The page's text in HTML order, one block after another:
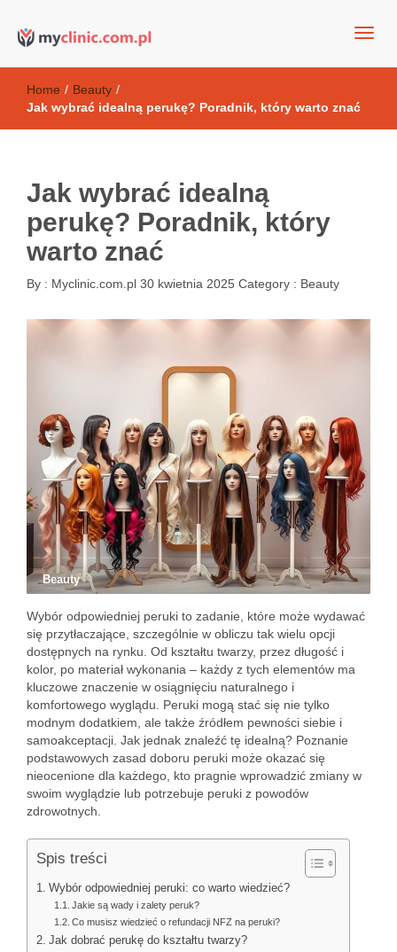
Kosmetyki antyoksydacyjne
Home / Beauty /
Jak wybrać idealną perukę? Poradnik, który warto znać
Jak wybrać idealną
perukę? Poradnik, który
warto znać
By : Myclinic.com.pl 30 kwietnia 2025 Category : Beauty
Beauty
Wybór odpowiedniej peruki to zadanie, które może wydawać
się przytłaczające, szczególnie w obliczu tak wielu opcji
dostępnych na rynku. Od kształtu twarzy, przez długość i
kolor, po materiał wykonania – każdy z tych elementów ma
kluczowe znaczenie w osiągnięciu naturalnego i
komfortowego wyglądu. Peruki mogą stać się nie tylko
modnym dodatkiem, ale także źródłem pewności siebie i
samoakceptacji. Jak jednak znaleźć tę idealną? Poznanie
podstawowych zasad doboru peruki może okazać się
nieocenione dla każdego, kto pragnie wprowadzić zmiany w
swoim wyglądzie lub potrzebuje peruki z powodów
zdrowotnych.
Spis treści
Wybór odpowiedniej peruki: co warto wiedzieć?
Jakie są wady i zalety peruk?
Co musisz wiedzieć o refundacji NFZ na peruki?
Jak dobrać perukę do kształtu twarzy?